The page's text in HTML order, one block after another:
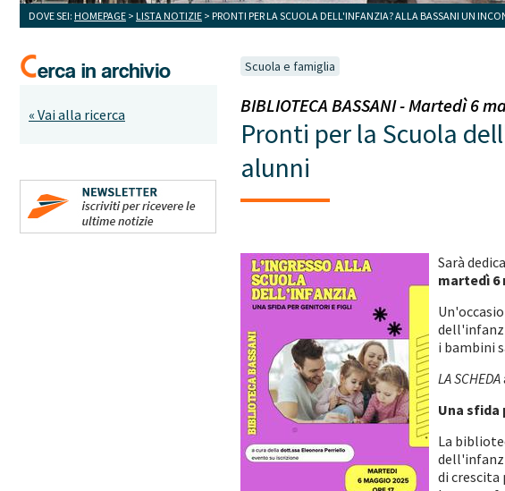
DOVE SEI: HOMEPAGE > LISTA NOTIZIE > PRONTI PER LA SCUOLA DELL'INFANZIA? ALLA BASSANI UN
« Vai alla ricerca
Scuola e famiglia
BIBLIOTECA BASSANI - Martedì 6
Pronti per la Scuola
alunni
Sarà
martedì 6
i bambini
LA SCHEDA
Una
La
di crescita